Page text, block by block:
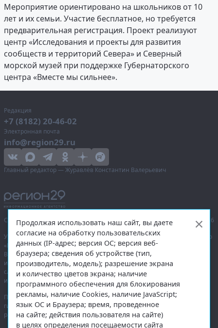
Мероприятие ориентировано на школьников от 10
лет и их семьи. Участие бесплатное, но требуется
предварительная регистрация. Проект реализуют
центр «Исследования и проекты для развития
сообществ и территорий Севера» и Северный
морской музей при поддержке Губернаторского
центра «Вместе мы сильнее».
Редакция
+7 (8182) 20-46-02
Электронная почта
info@region29.ru
Главный редактор — Журавлёв Константин Валерьевич
Сетевое издание «Информационное агентство Регион 29»,
© 2016–2026
Учредитель — общество с ограниченной ответственностью «Агентство
«Правда Севера».
Выписка из реестра зарегистрированных средств массовой
информации:ЭЛ № ФС 77-74226от 09.11.2018 выдано Федеральной
службой по надзору в сфере связи, информационных технологий
и массовых коммуникаций (Роскомнадзор).
При полном или частичном использовании любых материалов
гиперссылка на region29.ruобязательна. Копирование материалов без
разрешения администрации сайта запрещено.
Продолжая использовать наш сайт, вы даете
согласие на обработку пользовательских
данных (IP-адрес; версия ОС; версия веб-
браузера; сведения об устройстве (тип,
производитель, модель); разрешение экрана
и количество цветов экрана; наличие
программного обеспечения для блокирования
рекламы, наличие Cookies, наличие JavaScript;
язык ОС и Браузера; время, проведенное
на сайте; действия пользователя на сайте)
в целях определения посещаемости сайта